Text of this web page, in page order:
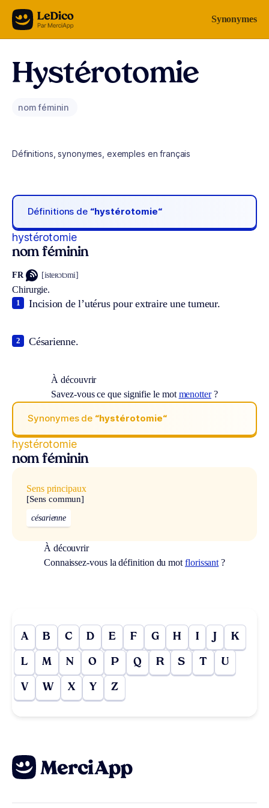
Aller au contenu Synonymes
Hystérotomie
nom féminin
Définitions, synonymes, exemples en français
Définitions de “hystérotomie“
hystérotomie
nom féminin
FR [isteʀɔtɔmi]
Chirurgie.
Incision de l’utérus pour extraire une tumeur.
1
Césarienne.
2
À découvrir
Savez-vous ce que signifie le mot menotter?
Synonymes de “hystérotomie“
hystérotomie
nom féminin
Sens principaux
[Sens commun]
césarienne
À découvrir
Connaissez-vous la définition du mot florissant ?
A B C D E F G H I J K
L M N O P Q R S T U
V W X Y Z